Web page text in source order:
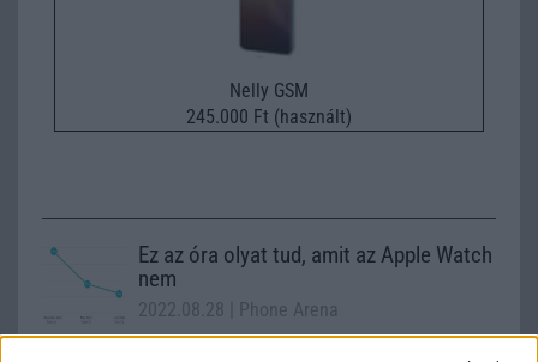
Nelly GSM
245.000 Ft (használt)
Ez az óra olyat tud, amit az Apple Watch
nem
2022.08.28
| Phone Arena